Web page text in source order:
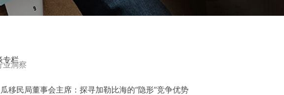
专栏
业洞察
移民局董事会主席：探寻加勒比海的“隐形”竞争优势